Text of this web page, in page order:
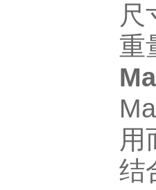
尺
重
用
结